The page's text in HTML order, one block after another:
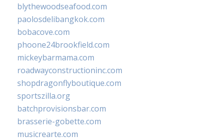
blythewoodseafood.com
paolosdelibangkok.com
bobacove.com
phoone24brookfield.com
mickeybarmama.com
roadwayconstructioninc.com
shopdragonflyboutique.com
sportszilla.org
batchprovisionsbar.com
brasserie-gobette.com
musicrearte.com